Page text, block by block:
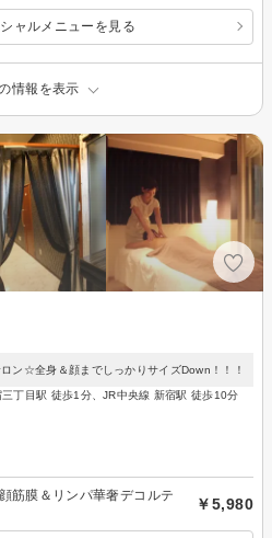
ャルメニューを見る
情報を表示
ン☆全身＆顔までしっかりサイズDown！！！
丁目駅 徒歩1分、JR中央線 新宿駅 徒歩10分
筋膜＆リンパ華奢デコルテ
￥5,980